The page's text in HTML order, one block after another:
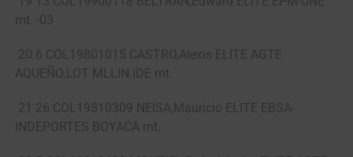
mt. -03
20 6 COL19801015 CASTRO,Alexis ELITE AGTE
AQUEÑO.LOT MLLIN.IDE mt.
21 26 COL19810309 NEISA,Mauricio ELITE EBSA-
INDEPORTES BOYACA mt.